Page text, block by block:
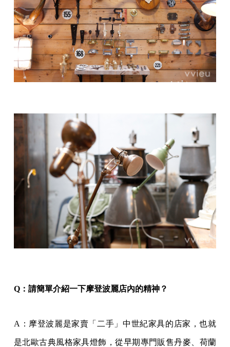
Q：請簡單介紹一下摩登波麗店內的精神？
A：摩登波麗是家賣「二手」中世紀家具的店家，也就
是北歐古典風格家具燈飾，從早期專門販售丹麥、荷蘭